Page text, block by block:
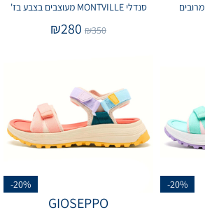
סנדלי MONTVILLE מעוצבים בצבע בז'
₪350
₪280
-20%
-20%
GIOSEPPO